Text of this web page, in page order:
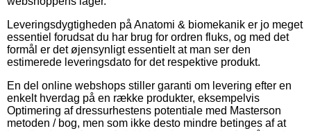
Leveringsdygtigheden på Anatomi & biomekanik er jo meget
essentiel forudsat du har brug for ordren fluks, og med det
formål er det øjensynligt essentielt at man ser den
estimerede leveringsdato for det respektive produkt.
En del online webshops stiller garanti om levering efter en
enkelt hverdag på en række produkter, eksempelvis
Optimering af dressurhestens potentiale med Masterson
metoden / bog, men som ikke desto mindre betinges af at